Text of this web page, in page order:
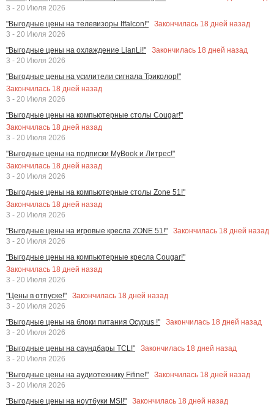
3 - 20 Июля 2026
"Выгодные цены на телевизоры Iffalcon!"
Закончилась 18 дней назад
3 - 20 Июля 2026
"Выгодные цены на охлаждение LianLi!"
Закончилась 18 дней назад
3 - 20 Июля 2026
"Выгодные цены на усилители сигнала Триколор!"
Закончилась 18 дней назад
3 - 20 Июля 2026
"Выгодные цены на компьютерные столы Cougar!"
Закончилась 18 дней назад
3 - 20 Июля 2026
"Выгодные цены на подписки MyBook и Литрес!"
Закончилась 18 дней назад
3 - 20 Июля 2026
"Выгодные цены на компьютерные столы Zone 51!"
Закончилась 18 дней назад
3 - 20 Июля 2026
"Выгодные цены на игровые кресла ZONE 51!"
Закончилась 18 дней назад
3 - 20 Июля 2026
"Выгодные цены на компьютерные кресла Cougar!"
Закончилась 18 дней назад
3 - 20 Июля 2026
"Цены в отпуске!"
Закончилась 18 дней назад
3 - 20 Июля 2026
"Выгодные цены на блоки питания Ocypus !"
Закончилась 18 дней назад
3 - 20 Июля 2026
"Выгодные цены на саундбары TCL!"
Закончилась 18 дней назад
3 - 20 Июля 2026
"Выгодные цены на аудиотехнику Fifine!"
Закончилась 18 дней назад
3 - 20 Июля 2026
"Выгодные цены на ноутбуки MSI!"
Закончилась 18 дней назад